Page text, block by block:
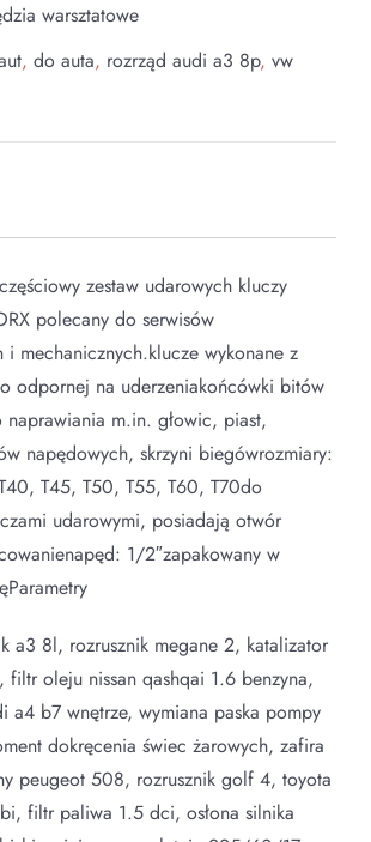
warsztatowe
, do auta, rozrząd audi a3 8p, vw
zestaw udarowych kluczy
polecany do serwisów
i mechanicznych.klucze wykonane z
odpornej na uderzeniakońcówki bitów
m.in. głowic, piast,
napędowych, skrzyni biegówrozmiary:
T45, T50, T55, T60, T70do
udarowymi, posiadają otwór
1/2″zapakowany w
a3 8l, rozrusznik megane 2, katalizator
filtr oleju nissan qashqai 1.6 benzyna,
a4 b7 wnętrze, wymiana paska pompy
dokręcenia świec żarowych, zafira
peugeot 508, rozrusznik golf 4, toyota
filtr paliwa 1.5 dci, osłona silnika